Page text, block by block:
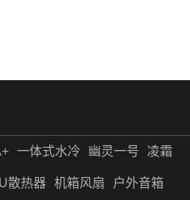
源评测 用料足真金牌
一体式水冷 幽灵一号 凌霜
散热器 机箱风扇 户外音箱